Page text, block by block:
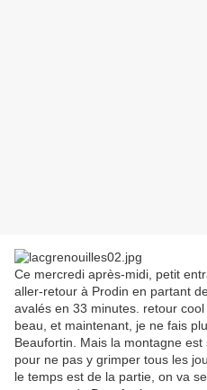
Ce mercredi après-midi, petit
aller-retour à Prodin en partant
avalés en 33 minutes. retour
beau, et maintenant, je ne fais
Beaufortin. Mais la montagne
pour ne pas y grimper tous les
le temps est de la partie, on va